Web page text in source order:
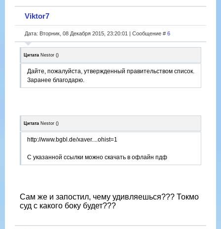
Viktor7
Дата: Вторник, 08 Декабря 2015, 23:20:01 | Сообщение # 6
Цитата Nestor ()
Дайте, пожалуйста, утвержденный правительством список.
Заранее благодарю.
Цитата Nestor ()
http://www.bgbl.de/xaver....ohist=1
С указанной ссылки можно скачать в офлайн пдф
Сам же и запостил, чему удивляешься??? Токмо
суд с какого боку будет???